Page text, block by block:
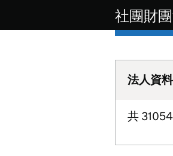
社團財
法人資料
共